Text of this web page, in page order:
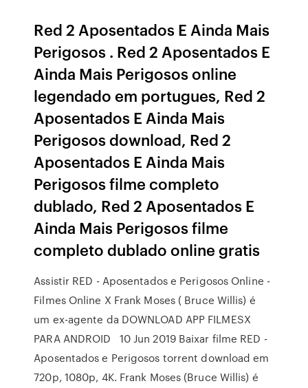
Red 2 Aposentados E Ainda Mais
Perigosos . Red 2 Aposentados E
Ainda Mais Perigosos online
legendado em portugues, Red 2
Aposentados E Ainda Mais
Perigosos download, Red 2
Aposentados E Ainda Mais
Perigosos filme completo
dublado, Red 2 Aposentados E
Ainda Mais Perigosos filme
completo dublado online gratis
Assistir RED - Aposentados e Perigosos Online -
Filmes Online X Frank Moses ( Bruce Willis) é
um ex-agente da DOWNLOAD APP FILMESX
PARA ANDROID 10 Jun 2019 Baixar filme RED -
Aposentados e Perigosos torrent download em
720p, 1080p, 4K. Frank Moses (Bruce Willis) é